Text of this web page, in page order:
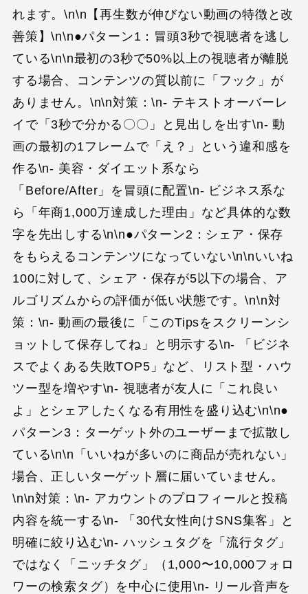
れます。\n\n【再生数が伸びない動画の特徴と改
善策】\n\n●パターン1：冒頭3秒で視聴者を逃し
ている\n\n最初の3秒で50%以上の視聴者が離脱
する場合、コンテンツの質以前に「フック」が
ありません。\n\n対策：\n- テキストオーバーレ
イで「3秒で分かる〇〇」と見出しを出す\n- 動
画の最初の1フレームで「え？」という違和感を
作る\n- 美容・ダイエット系なら
「Before/After」を冒頭に配置\n- ビジネス系な
ら「年商1,000万達成した理由」など具体的な数
字を先出しする\n\n●パターン2：シェア・保存
をもらえるコンテンツになっていない\n\nいいね
100に対して、シェア・保存が5以下の場合、ア
ルゴリズムからの評価が低い状態です。\n\n対
策：\n- 動画の最後に「このTipsをスクリーンシ
ョットして保存してね」と明示する\n- 「ビジネ
スでよくある失敗TOP5」など、リスト型・ハウ
ツー型を増やす\n- 視聴者が友人に「これ良い
よ」とシェアしたくなる有用性を盛り込む\n\n●
パターン3：ターゲット外のユーザーまで拡散し
ている\n\n「いいねが多いのに商品が売れない」
場合、正しいターゲット層に届いていません。
\n\n対策：\n- アカウントのプロフィールと投稿
内容を統一する\n- 「30代女性向けSNS集客」と
明確に絞り込む\n- ハッシュタグを「流行タグ」
ではなく「ニッチタグ」（1,000〜10,000フォロ
ワーの検索タグ）を中心に使用\n- リール音声を